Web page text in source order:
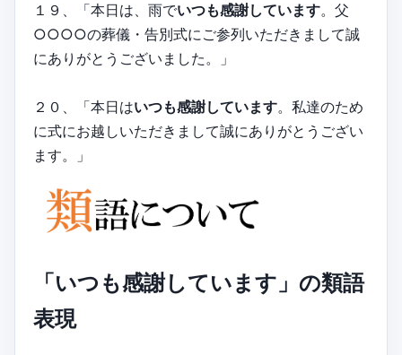
１９、「本日は、雨でいつも感謝しています。父
○○○○の葬儀・告別式にご参列いただきまして誠
にありがとうございました。」
２０、「本日はいつも感謝しています。私達のため
に式にお越しいただきまして誠にありがとうござい
ます。」
「いつも感謝しています」の類語
表現